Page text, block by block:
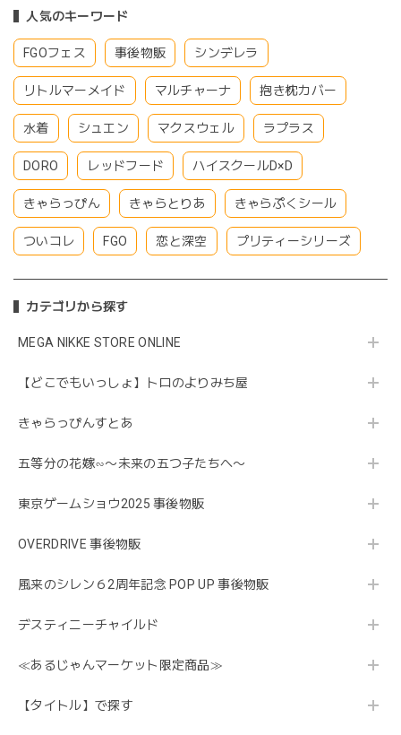
人気のキーワード
FGOフェス 事後物販 シンデレラ
リトルマーメイド マルチャーナ 抱き枕カバー
水着 シュエン マクスウェル ラプラス
DORO レッドフード ハイスクールD×D
きゃらっぴん きゃらとりあ きゃらぷくシール
ついコレ FGO 恋と深空 プリティーシリーズ
カテゴリから探す
MEGA NIKKE STORE ONLINE
【どこでもいっしょ】トロのよりみち屋
きゃらっぴんすとあ
五等分の花嫁∽〜未来の五つ子たちへ〜
東京ゲームショウ2025 事後物販
OVERDRIVE 事後物販
風来のシレン６2周年記念 POP UP 事後物販
デスティニーチャイルド
≪あるじゃんマーケット限定商品≫
【タイトル】で探す